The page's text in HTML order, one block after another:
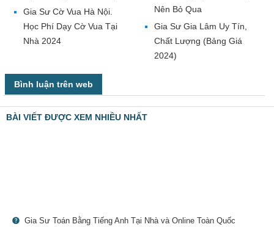
Gia Sư Cờ Vua Hà Nội.
Học Phí Dạy Cờ Vua Tại
Nhà 2024
Nên Bỏ Qua
Gia Sư Gia Lâm Uy Tín,
Chất Lượng (Bảng Giá
2024)
Bình luận trên web
BÀI VIẾT ĐƯỢC XEM NHIỀU NHẤT
Gia Sư Toán Bằng Tiếng Anh Tại Nhà và Online Toàn Quốc